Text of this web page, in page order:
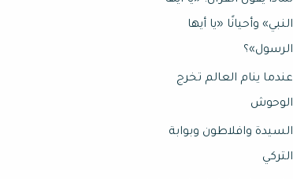
النبي» وأحيانًا «يا أيها
الرسول»؟
عندما ينام العالم تخرج
الوحوش
السيدة وافلاطون وبوابة
التركي